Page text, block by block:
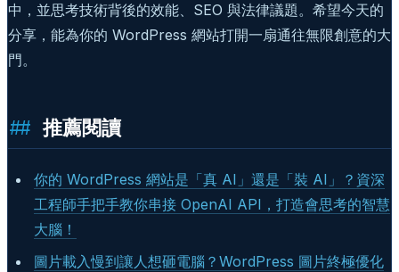
中，並思考技術背後的效能、SEO 與法律議題。希望今天的
分享，能為你的 WordPress 網站打開一扇通往無限創意的大
門。
推薦閱讀
你的 WordPress 網站是「真 AI」還是「裝 AI」？資深
工程師手把手教你串接 OpenAI API，打造會思考的智慧
大腦！
圖片載入慢到讓人想砸電腦？WordPress 圖片終極優化